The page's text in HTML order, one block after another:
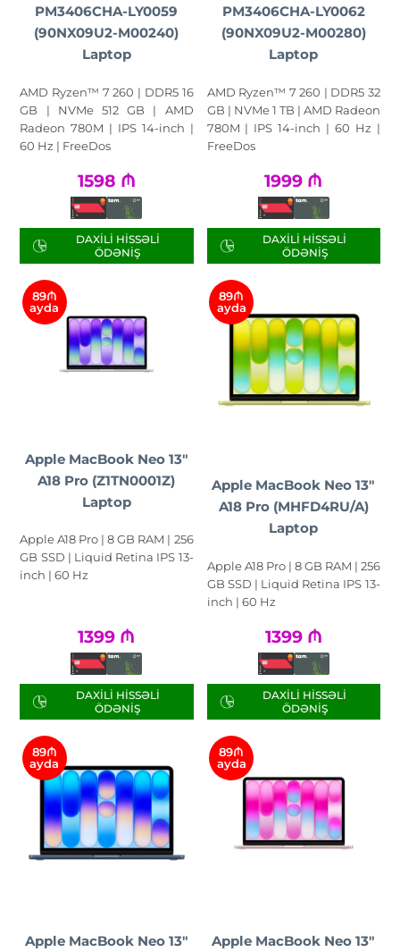
PM3406CHA-LY0059
(90NX09U2-M00240)
Laptop
AMD Ryzen™ 7 260 | DDR5 16
GB | NVMe 512 GB | AMD
Radeon 780M | IPS 14-inch |
60 Hz | FreeDos
1598 ₼
DAXILI HISSƏLI
ÖDƏNIŞ
PM3406CHA-LY0062
(90NX09U2-M00280)
Laptop
AMD Ryzen™ 7 260 | DDR5 32
GB | NVMe 1 TB | AMD Radeon
780M | IPS 14-inch | 60 Hz |
FreeDos
1999 ₼
DAXILI HISSƏLI
ÖDƏNIŞ
89₼
ayda
Apple MacBook Neo 13"
A18 Pro (Z1TN0001Z)
Laptop
Apple A18 Pro | 8 GB RAM | 256
GB SSD | Liquid Retina IPS 13-
inch | 60 Hz
1399 ₼
DAXILI HISSƏLI
ÖDƏNIŞ
89₼
ayda
Apple MacBook Neo 13"
A18 Pro (MHFD4RU/A)
Laptop
Apple A18 Pro | 8 GB RAM | 256
GB SSD | Liquid Retina IPS 13-
inch | 60 Hz
1399 ₼
DAXILI HISSƏLI
ÖDƏNIŞ
89₼
ayda
Apple MacBook Neo 13"
89₼
ayda
Apple MacBook Neo 13"